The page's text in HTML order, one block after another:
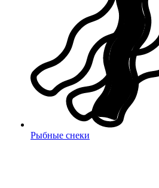
Рыбные снеки